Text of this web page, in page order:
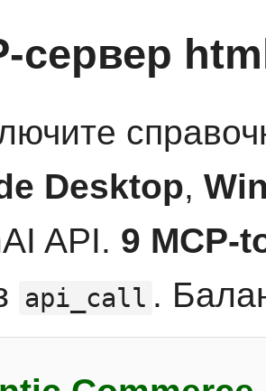
сервер
Desktop,
API. 9 MCP-
api_call .